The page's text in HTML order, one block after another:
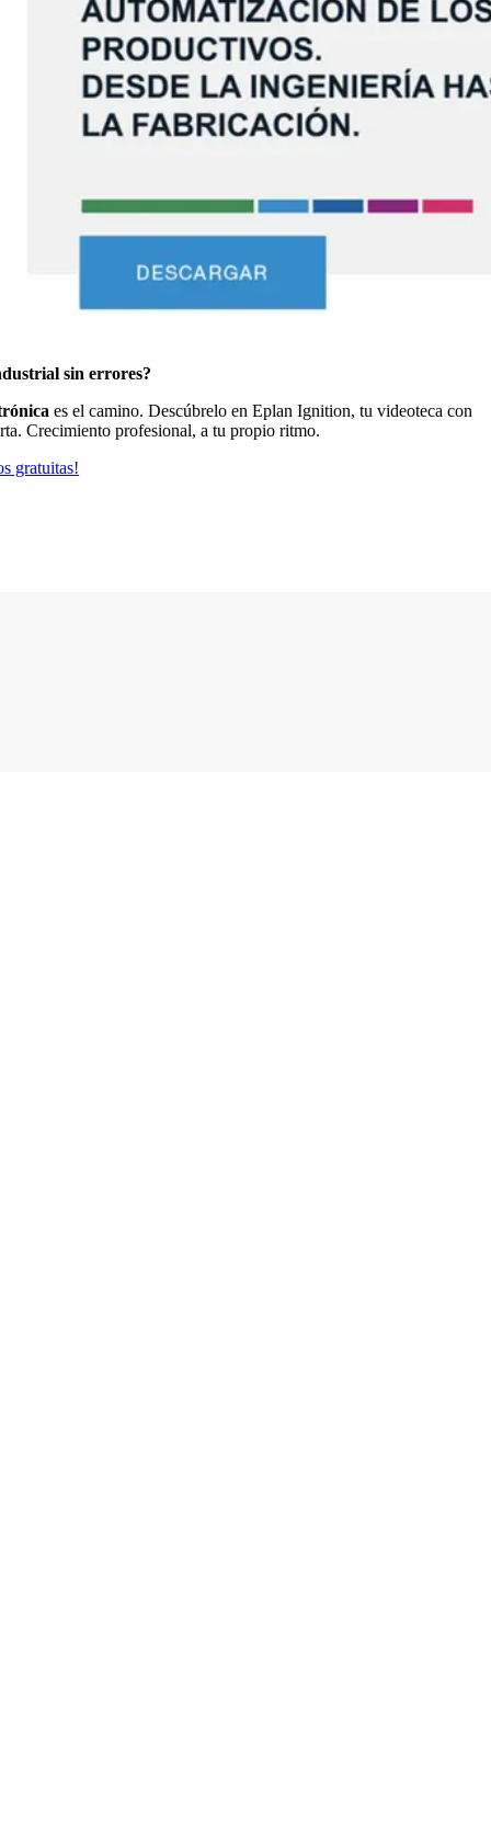
sin errores?
es el camino. Descúbrelo en Eplan Ignition, tu videoteca con
Crecimiento profesional, a tu propio ritmo.
gratuitas!